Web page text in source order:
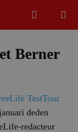
Berner
TestTour
deden
redacteur